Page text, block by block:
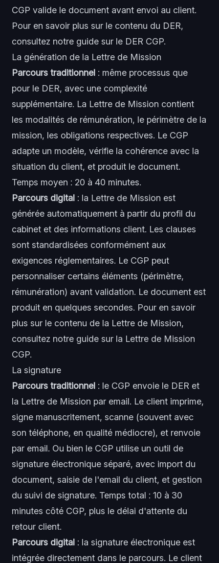
CGP valide le document avant envoi au client.
Pour en savoir plus sur le contenu du DER,
consultez notre guide sur le DER CGP.
La génération de la Lettre de Mission
Parcours traditionnel : même processus que
pour le DER, avec une complexité
supplémentaire. La Lettre de Mission contient
les modalités de rémunération, le périmètre de la
mission, les obligations respectives. Le CGP
adapte un modèle, vérifie la cohérence avec la
situation du client, et produit le document.
Temps moyen : 20 à 40 minutes.
Parcours digital : la Lettre de Mission est
générée automatiquement à partir du profil du
cabinet et des informations client. Les clauses
sont standardisées conformément aux
exigences réglementaires. Le CGP peut
personnaliser certains éléments (périmètre,
rémunération) avant validation. Le document est
produit en quelques secondes. Pour en savoir
plus sur le contenu de la Lettre de Mission,
consultez notre guide sur la Lettre de Mission
CGP.
La signature
Parcours traditionnel : le CGP envoie le DER et
la Lettre de Mission par email. Le client imprime,
signe manuscritement, scanne (souvent avec
son téléphone, en qualité médiocre), et renvoie
par email. Ou bien le CGP utilise un outil de
signature électronique séparé, avec import du
document, saisie de l'email du client, et gestion
du suivi de signature. Temps total : 10 à 30
minutes côté CGP, plus le délai d'attente du
retour client.
Parcours digital : la signature électronique est
intégrée directement dans le parcours. Le client